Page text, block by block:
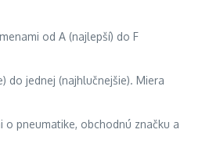
od A (najlepší) do F
do jednej (najhlučnejšie). Miera
pneumatike, obchodnú značku a